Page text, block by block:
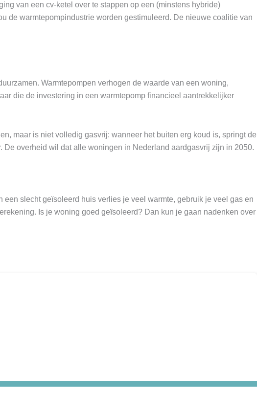
van een cv-ketel over te stappen op een (minstens hybride)
de warmtepompindustrie worden gestimuleerd. De nieuwe coalitie van
Warmtepompen verhogen de waarde van een woning,
die de investering in een warmtepomp financieel aantrekkelijker
maar is niet volledig gasvrij: wanneer het buiten erg koud is, springt de
overheid wil dat alle woningen in Nederland aardgasvrij zijn in 2050.
slecht geïsoleerd huis verlies je veel warmte, gebruik je veel gas en
Is je woning goed geïsoleerd? Dan kun je gaan nadenken over